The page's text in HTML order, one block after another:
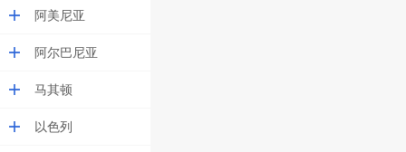
阿美尼亚
阿尔巴尼亚
马其顿
以色列